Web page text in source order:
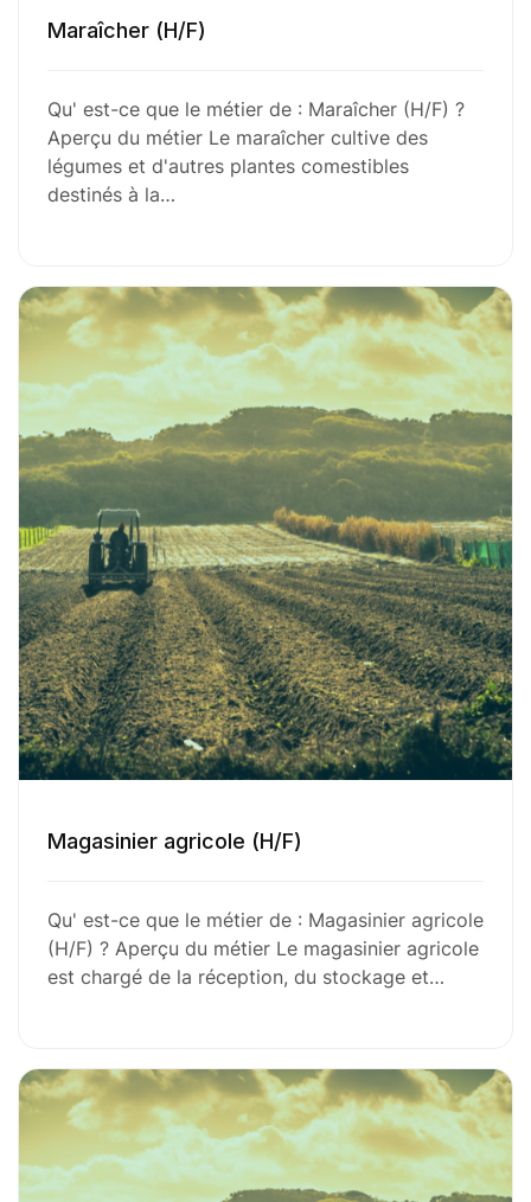
Maraîcher (H/F)
Qu' est-ce que le métier de : Maraîcher (H/F) ?
Aperçu du métier Le maraîcher cultive des
légumes et d'autres plantes comestibles
destinés à la…
Magasinier agricole (H/F)
Qu' est-ce que le métier de : Magasinier agricole
(H/F) ? Aperçu du métier Le magasinier agricole
est chargé de la réception, du stockage et…